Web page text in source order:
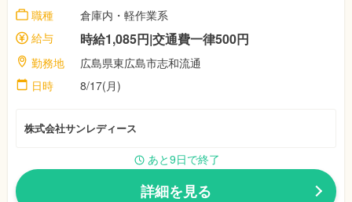
職種
倉庫内・軽作業系
給与
時給1,085円|交通費一律500円
勤務地
広島県東広島市志和流通
日時
8/17(月)
株式会社サンレディース
あと9日で終了
詳細を見る